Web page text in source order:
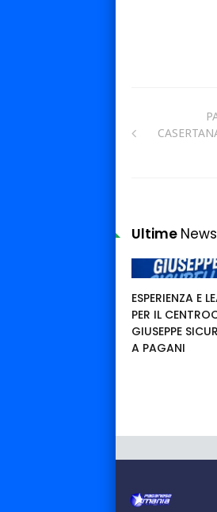
Ultime News
ESPERIENZA E
PER IL
GIUSEPPE
A PAGANI